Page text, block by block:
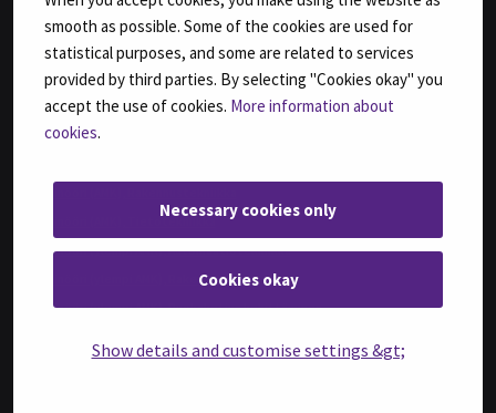
smooth as possible. Some of the cookies are used for
statistical purposes, and some are related to services
provided by third parties. By selecting "Cookies okay" you
accept the use of cookies. More information about
cookies.
Necessary cookies only
Cookies okay
Show details and customise settings &gt;
Bachelor of Hospitality Management
Fysioterapeutti (AMK)
Geronomi (AMK)
Insinööri (AMK), Automaatiotekniikka
Insinööri (AMK), Bio- ja elintarviketekniikka
Insinööri (AMK), Tietotekniikka
Insinööri (ylempi AMK), Automaatiotekniikka
Insinööri (ylempi AMK), Rakentaminen
Insinööri (ylempi AMK), Ruokaketjun kehittäminen